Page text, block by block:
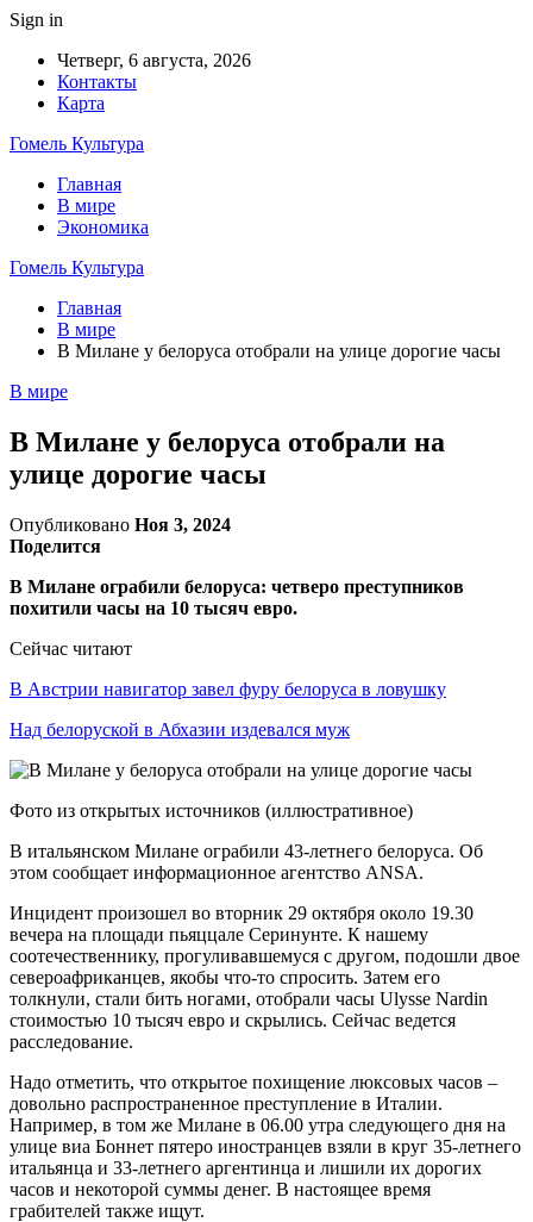
Sign in
Четверг, 6 августа, 2026
Контакты
Карта
Гомель Культура
Главная
В мире
Экономика
Гомель Культура
Главная
В мире
В Милане у белоруса отобрали на улице дорогие часы
В мире
В Милане у белоруса отобрали на
улице дорогие часы
Опубликовано Ноя 3, 2024
Поделится
В Милане ограбили белоруса: четверо преступников
похитили часы на 10 тысяч евро.
Сейчас читают
В Австрии навигатор завел фуру белоруса в ловушку
Над белоруской в Абхазии издевался муж
Фото из открытых источников (иллюстративное)
В итальянском Милане ограбили 43-летнего белоруса. Об
этом сообщает информационное агентство ANSA.
Инцидент произошел во вторник 29 октября около 19.30
вечера на площади пьяццале Серинунте. К нашему
соотечественнику, прогуливавшемуся с другом, подошли двое
североафриканцев, якобы что-то спросить. Затем его
толкнули, стали бить ногами, отобрали часы Ulysse Nardin
стоимостью 10 тысяч евро и скрылись. Сейчас ведется
расследование.
Надо отметить, что открытое похищение люксовых часов –
довольно распространенное преступление в Италии.
Например, в том же Милане в 06.00 утра следующего дня на
улице виа Боннет пятеро иностранцев взяли в круг 35-летнего
итальянца и 33-летнего аргентинца и лишили их дорогих
часов и некоторой суммы денег. В настоящее время
грабителей также ищут.